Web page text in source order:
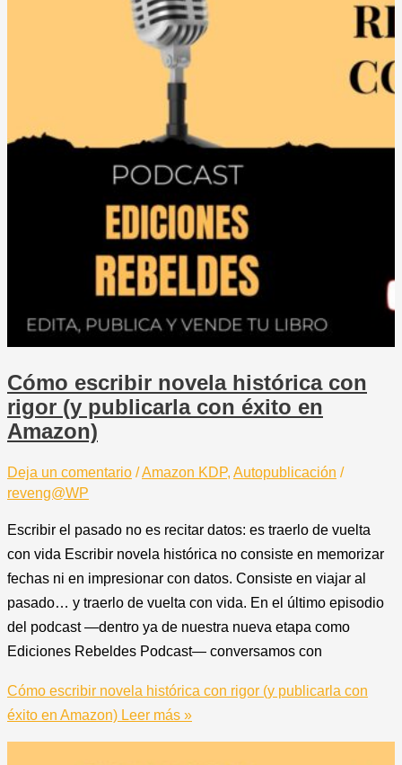
Cómo escribir novela histórica con
rigor (y publicarla con éxito en
Amazon)
Deja un comentario /Amazon KDP, Autopublicación /
reveng@WP
Escribir el pasado no es recitar datos: es traerlo de vuelta
con vida Escribir novela histórica no consiste en memorizar
fechas ni en impresionar con datos. Consiste en viajar al
pasado… y traerlo de vuelta con vida. En el último episodio
del podcast —dentro ya de nuestra nueva etapa como
Ediciones Rebeldes Podcast— conversamos con
Cómo escribir novela histórica con rigor (y publicarla con
éxito en Amazon) Leer más »